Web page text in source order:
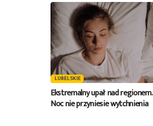
LUBELSKIE
Ekstremalny upał nad regionem.
Noc nie przyniesie wytchnienia